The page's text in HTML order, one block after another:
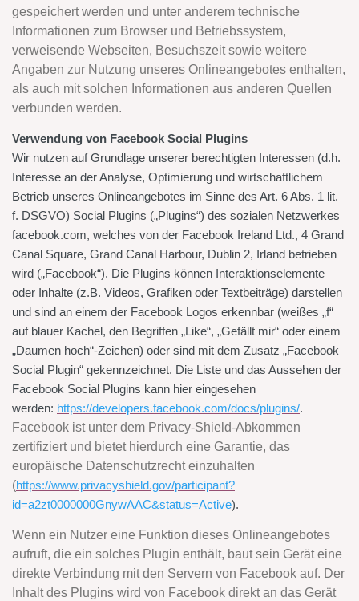
gespeichert werden und unter anderem technische
Informationen zum Browser und Betriebssystem,
verweisende Webseiten, Besuchszeit sowie weitere
Angaben zur Nutzung unseres Onlineangebotes enthalten,
als auch mit solchen Informationen aus anderen Quellen
verbunden werden.
Verwendung von Facebook Social Plugins
Wir nutzen auf Grundlage unserer berechtigten Interessen (d.h.
Interesse an der Analyse, Optimierung und wirtschaftlichem
Betrieb unseres Onlineangebotes im Sinne des Art. 6 Abs. 1 lit.
f. DSGVO) Social Plugins („Plugins“) des sozialen Netzwerkes
facebook.com, welches von der Facebook Ireland Ltd., 4 Grand
Canal Square, Grand Canal Harbour, Dublin 2, Irland betrieben
wird („Facebook“). Die Plugins können Interaktionselemente
oder Inhalte (z.B. Videos, Grafiken oder Textbeiträge) darstellen
und sind an einem der Facebook Logos erkennbar (weißes „f“
auf blauer Kachel, den Begriffen „Like“, „Gefällt mir“ oder einem
„Daumen hoch“-Zeichen) oder sind mit dem Zusatz „Facebook
Social Plugin“ gekennzeichnet. Die Liste und das Aussehen der
Facebook Social Plugins kann hier eingesehen
werden: https://developers.facebook.com/docs/plugins/.
Facebook ist unter dem Privacy-Shield-Abkommen
zertifiziert und bietet hierdurch eine Garantie, das
europäische Datenschutzrecht einzuhalten
(https://www.privacyshield.gov/participant?
id=a2zt0000000GnywAAC&status=Active).
Wenn ein Nutzer eine Funktion dieses Onlineangebotes
aufruft, die ein solches Plugin enthält, baut sein Gerät eine
direkte Verbindung mit den Servern von Facebook auf. Der
Inhalt des Plugins wird von Facebook direkt an das Gerät